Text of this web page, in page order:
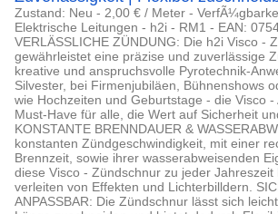
Zustand: Neu - 2,00 € / Meter -
Elektrische Leitungen - h2i - RM1 - EAN:
VERLÄSSLICHE ZÜNDUNG: Die h2i Visco -
gewährleistet eine präzise und zuverlässige
kreative und anspruchsvolle Pyrotechnik-
Silvester, bei Firmenjubiläen, Bühnenshows
wie Hochzeiten und Geburtstage - die Visco -
Must-Have für alle, die Wert auf Sicherheit
KONSTANTE BRENNDAUER &
konstanten Zündgeschwindigkeit, mit einer
Brennzeit, sowie ihrer wasserabweisenden
diese Visco - Zündschnur zu jeder
verleiten von Effekten und Lichterbilldern.
ANPASSBAR: Die Zündschnur lässt sich